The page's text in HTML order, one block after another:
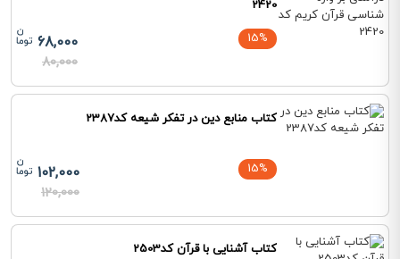
2420
15%
68,000
80,000
کتاب منابع دین در تفکر شیعه کد2387
15%
102,000
120,000
کتاب آشنایی با قرآن کد2503